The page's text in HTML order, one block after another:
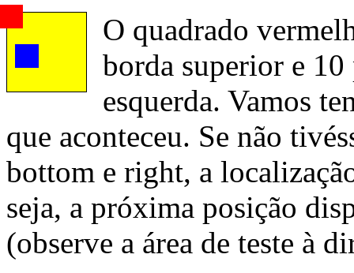
O quadrado
borda superior e
esquerda. Vamos
que aconteceu. Se não
bottom e right, a
seja, a próxima posição
(observe a área de teste à